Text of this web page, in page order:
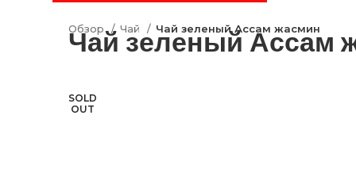
Обзор Чай Чай зеленый Ассам жасмин
Чай зеленый Ассам
SOLD
OUT